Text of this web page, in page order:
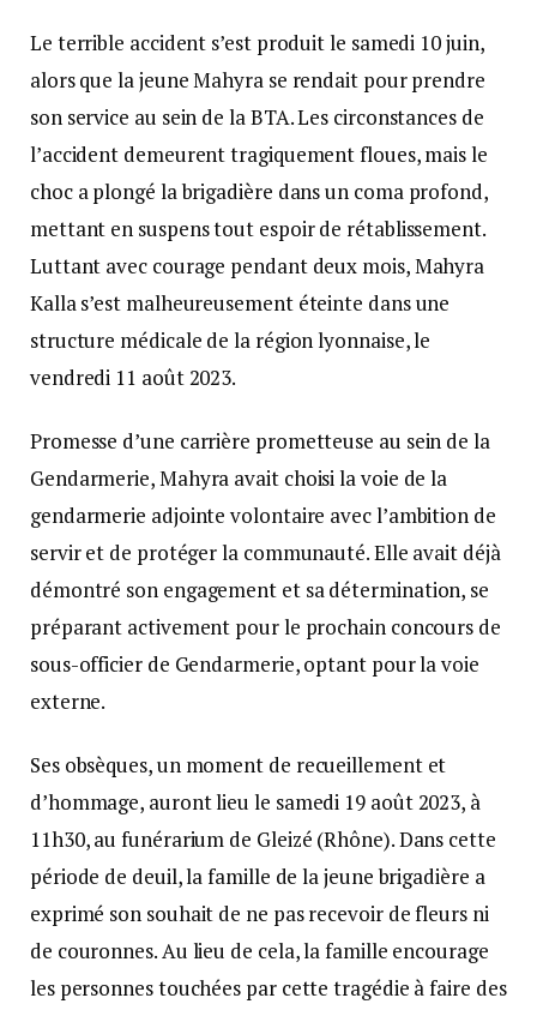
Le terrible accident s’est produit le samedi 10 juin,
alors que la jeune Mahyra se rendait pour prendre
son service au sein de la BTA. Les circonstances de
l’accident demeurent tragiquement floues, mais le
choc a plongé la brigadière dans un coma profond,
mettant en suspens tout espoir de rétablissement.
Luttant avec courage pendant deux mois, Mahyra
Kalla s’est malheureusement éteinte dans une
structure médicale de la région lyonnaise, le
vendredi 11 août 2023.
Promesse d’une carrière prometteuse au sein de la
Gendarmerie, Mahyra avait choisi la voie de la
gendarmerie adjointe volontaire avec l’ambition de
servir et de protéger la communauté. Elle avait déjà
démontré son engagement et sa détermination, se
préparant activement pour le prochain concours de
sous-officier de Gendarmerie, optant pour la voie
externe.
Ses obsèques, un moment de recueillement et
d’hommage, auront lieu le samedi 19 août 2023, à
11h30, au funérarium de Gleizé (Rhône). Dans cette
période de deuil, la famille de la jeune brigadière a
exprimé son souhait de ne pas recevoir de fleurs ni
de couronnes. Au lieu de cela, la famille encourage
les personnes touchées par cette tragédie à faire des